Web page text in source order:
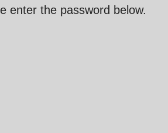
enter the password below.